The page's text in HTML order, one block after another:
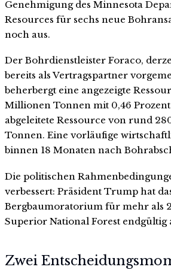
Genehmigung des Minnesota
Resources für sechs neue
noch aus.
Der Bohrdienstleister Foraco,
bereits als Vertragspartner
beherbergt eine angezeigte
Millionen Tonnen mit 0,46
abgeleitete Ressource von rund
Tonnen. Eine vorläufige
binnen 18 Monaten nach
Die politischen
verbessert: Präsident Trump hat
Bergbaumoratorium für mehr als
Superior National Forest endgültig
Zwei